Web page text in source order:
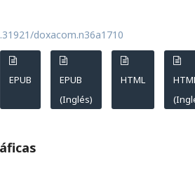
doxacom.n36a1710
EPUB
EPUB
(Inglés)
HTML